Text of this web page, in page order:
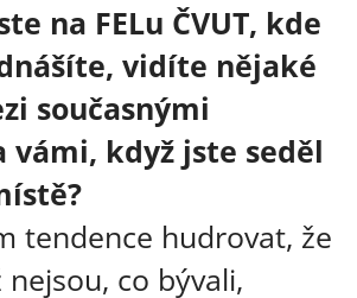
na FELu ČVUT, kde
vidíte nějaké
současnými
vámi, když jste seděl
tendence hudrovat, že
co bývali,